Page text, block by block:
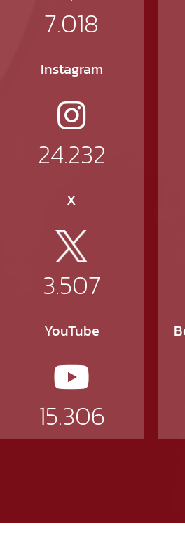
7.018
Instagram
24.232
X
3.507
YouTube
15.306